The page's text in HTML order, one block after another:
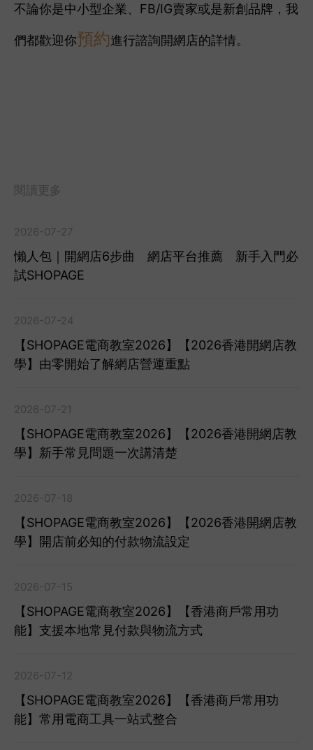
不論你是中小型企業、FB/IG賣家或是新創品牌，我
們都歡迎你預約進行諮詢開網店的詳情。
閱讀更多
2026-07-27
懶人包｜開網店6步曲 網店平台推薦 新手入門必
試SHOPAGE
2026-07-24
【SHOPAGE電商教室2026】【2026香港開網店教
學】由零開始了解網店營運重點
2026-07-21
【SHOPAGE電商教室2026】【2026香港開網店教
學】新手常見問題一次講清楚
2026-07-18
【SHOPAGE電商教室2026】【2026香港開網店教
學】開店前必知的付款物流設定
2026-07-15
【SHOPAGE電商教室2026】【香港商戶常用功
能】支援本地常見付款與物流方式
2026-07-12
【SHOPAGE電商教室2026】【香港商戶常用功
能】常用電商工具一站式整合